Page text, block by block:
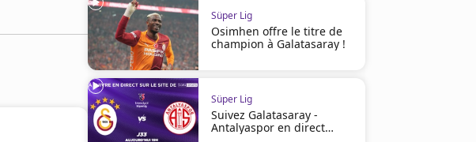
Süper Lig
Osimhen offre le titre de
champion à Galatasaray !
Süper Lig
Suivez Galatasaray -
Antalyaspor en direct